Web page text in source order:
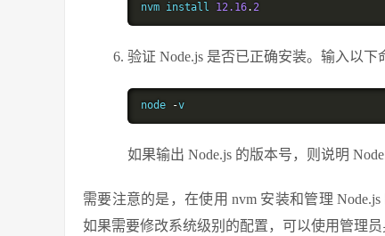
nvm install 12.16.2
验证 Node.js 是否已正确安装。输入以下
node -v
如果输出 Node.js 的版本号，则说明
需要注意的是，在使用 nvm 安装和管理
如果需要修改系统级别的配置，可以使用管理